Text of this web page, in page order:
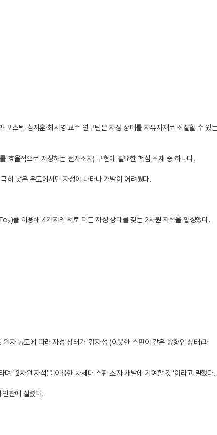
스텍 심지훈·최시영 교수 연구팀은 자성 상태를 자유자재로 조절할 수 있
율적으로 저장하는 전자소자) 구현에 필요한 핵심 소재 중 하나다.
히 낮은 온도에서만 자성이 나타나 개발이 어려웠다.
를 이용해 4가지의 서로 다른 자성 상태를 갖는 2차원 자석을 합성했다.
농도에 따라 자성 상태가 '강자성'(이웃한 스핀이 같은 방향인 상태)과
"2차원 자석을 이용한 차세대 스핀 소자 개발에 기여할 것"이라고 말했다.
판에 실렸다.